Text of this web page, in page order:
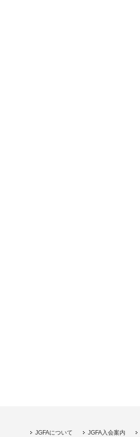
JGFAについて JGFA入会案内